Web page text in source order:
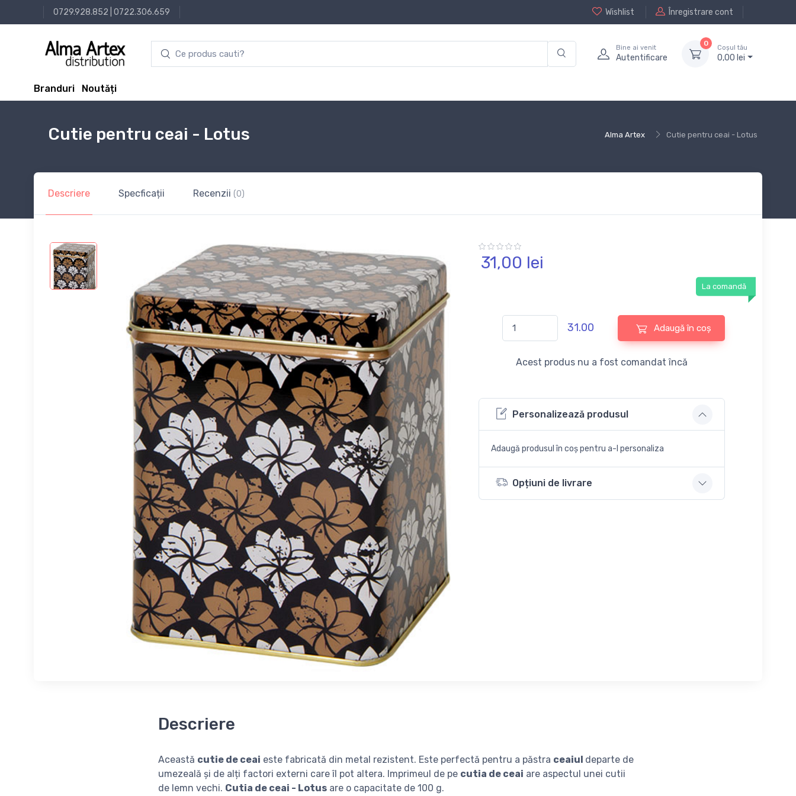
0729.928.852 0722.306.659 Wishlist Înregistrare cont
Bine ai venit
Autentificare
0
Coșul tău
0,00 lei
Branduri Noutăți
Alma Artex Cutie pentru ceai - Lotus
Cutie pentru ceai - Lotus
Descriere Specficații Recenzii (0)
31,00 lei
La comandă
31.00 Adaugă în coș
Acest produs nu a fost comandat încă
Personalizează produsul
Adaugă produsul în coș pentru a-l personaliza
Opțiuni de livrare
Descriere
Această cutie de ceai este fabricată din metal rezistent. Este perfectă pentru a păstra ceaiul departe de
umezeală și de alți factori externi care îl pot altera. Imprimeul de pe cutia de ceai are aspectul unei cutii
de lemn vechi. Cutia de ceai - Lotus are o capacitate de 100 g.